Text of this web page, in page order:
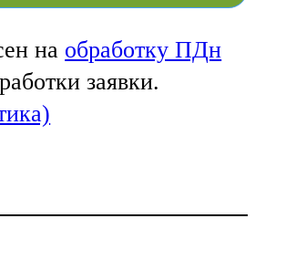
на обработку ПДн
заявки.